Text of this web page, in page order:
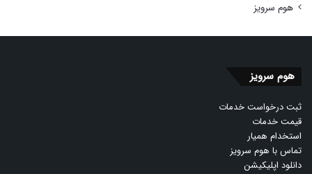
هوم سرویز
هوم سرویز
ثبت درخواست خدمات
قیمت خدمات
استخدام همیار
تماس با هوم سرویز
دانلود اپلیکیشن